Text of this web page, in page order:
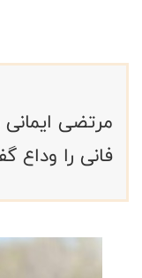
مرتضی
فانی را وداع